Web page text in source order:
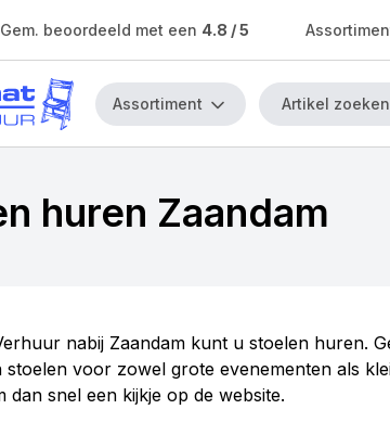
Gem. beoordeeld met een 4.8 / 5
Assortiment
huren Zaandam
nabij Zaandam kunt u stoelen huren.
stoelen voor zowel grote evenementen als
dan snel een kijkje op de website.